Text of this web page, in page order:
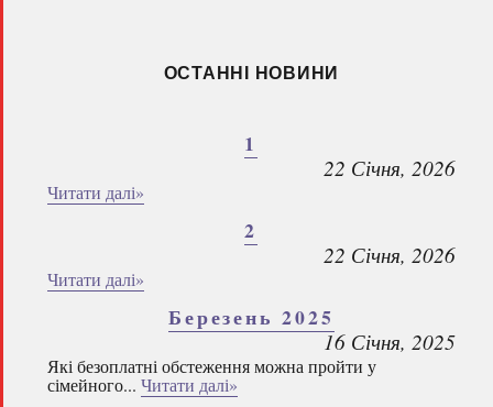
ОСТАННІ НОВИНИ
1
22 Січня, 2026
Читати далі»
2
22 Січня, 2026
Читати далі»
Березень 2025
16 Січня, 2025
Які безоплатні обстеження можна пройти у
сімейного... Читати далі»